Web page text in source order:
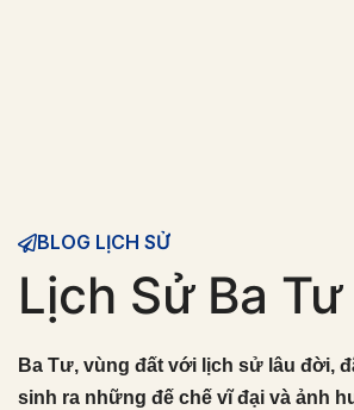
BLOG LỊCH SỬ
Lịch Sử Ba Tư
Ba Tư, vùng đất với lịch sử lâu đời,
sinh ra những đế chế vĩ đại và ảnh